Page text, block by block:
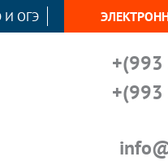
И ОГЭ